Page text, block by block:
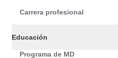
Carrera profesional
Educación
Programa de MD